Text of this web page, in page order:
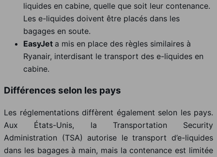
liquides en cabine, quelle que soit leur contenance.
Les e-liquides doivent être placés dans les
bagages en soute.
EasyJet a mis en place des règles similaires à
Ryanair, interdisant le transport des e-liquides en
cabine.
Différences selon les pays
Les réglementations diffèrent également selon les pays.
Aux États-Unis, la Transportation Security
Administration (TSA) autorise le transport d’e-liquides
dans les bagages à main, mais la contenance est limitée